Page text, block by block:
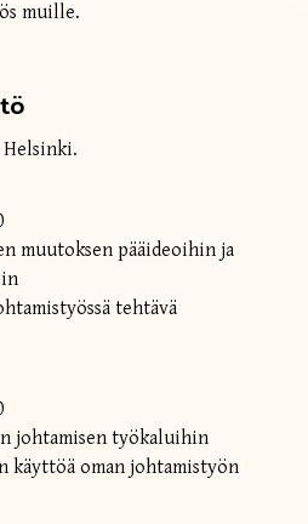
muille.
Helsinki.
muutoksen pääideoihin ja
tehtävä
johtamisen työkaluihin
käyttöä oman johtamistyön